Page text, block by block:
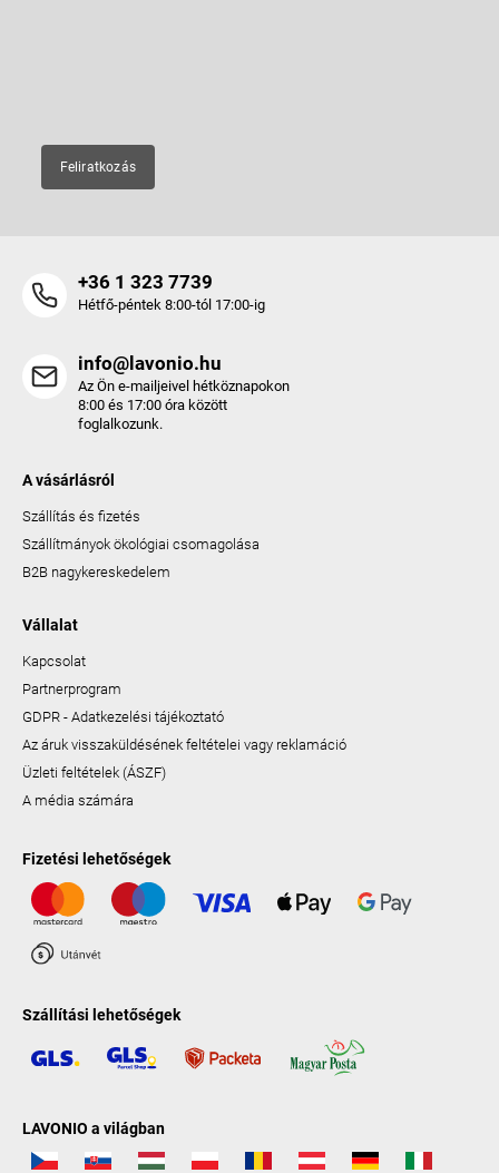
Feliratkozás
+36 1 323 7739
Hétfő-péntek 8:00-tól 17:00-ig
info@lavonio.hu
Az Ön e-mailjeivel hétköznapokon
8:00 és 17:00 óra között
foglalkozunk.
A vásárlásról
Szállítás és fizetés
Szállítmányok ökológiai csomagolása
B2B nagykereskedelem
Vállalat
Kapcsolat
Partnerprogram
GDPR - Adatkezelési tájékoztató
Az áruk visszaküldésének feltételei vagy reklamáció
Üzleti feltételek (ÁSZF)
A média számára
Fizetési lehetőségek
Szállítási lehetőségek
LAVONIO a világban